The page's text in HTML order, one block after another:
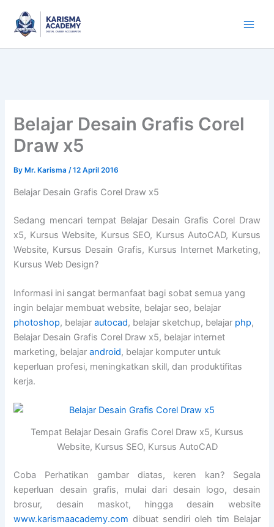
content
Belajar Desain Grafis Corel
Draw x5
By Mr. Karisma/12 April 2016
Belajar Desain Grafis Corel Draw x5
Sedang mencari tempat Belajar Desain Grafis Corel Draw
x5, Kursus Website, Kursus SEO, Kursus AutoCAD, Kursus
Website, Kursus Desain Grafis, Kursus Internet Marketing,
Kursus Web Design?
Informasi ini sangat bermanfaat bagi sobat semua yang
ingin belajar membuat website, belajar seo, belajar
photoshop, belajarautocad, belajar sketchup, belajar php,
Belajar Desain Grafis Corel Draw x5, belajar internet
marketing, belajarandroid, belajar komputer untuk
keperluan profesi, meningkatkan skill, dan produktifitas
kerja.
Tempat Belajar Desain Grafis Corel Draw x5, Kursus
Website, Kursus SEO, Kursus AutoCAD
Coba Perhatikan gambar diatas, keren kan? Segala
keperluan desain grafis, mulai dari desain logo, desain
brosur, desain maskot, hingga desain website
www.karismaacademy.com dibuat sendiri oleh tim Belajar